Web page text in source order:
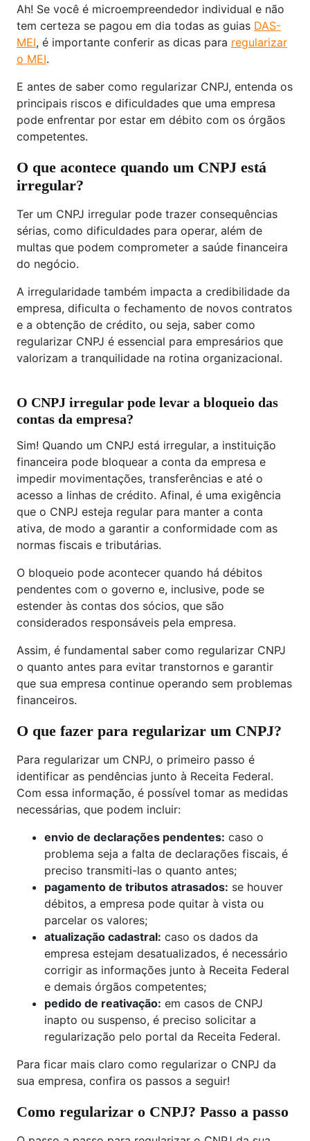
Ah! Se você é microempreendedor individual e não
tem certeza se pagou em dia todas as guias DAS-
MEI, é importante conferir as dicas para regularizar
o MEI.
E antes de saber como regularizar CNPJ, entenda os
principais riscos e dificuldades que uma empresa
pode enfrentar por estar em débito com os órgãos
competentes.
O que acontece quando um CNPJ está
irregular?
Ter um CNPJ irregular pode trazer consequências
sérias, como dificuldades para operar, além de
multas que podem comprometer a saúde financeira
do negócio.
A irregularidade também impacta a credibilidade da
empresa, dificulta o fechamento de novos contratos
e a obtenção de crédito, ou seja, saber como
regularizar CNPJ é essencial para empresários que
valorizam a tranquilidade na rotina organizacional.
O CNPJ irregular pode levar a bloqueio das
contas da empresa?
Sim! Quando um CNPJ está irregular, a instituição
financeira pode bloquear a conta da empresa e
impedir movimentações, transferências e até o
acesso a linhas de crédito. Afinal, é uma exigência
que o CNPJ esteja regular para manter a conta
ativa, de modo a garantir a conformidade com as
normas fiscais e tributárias.
O bloqueio pode acontecer quando há débitos
pendentes com o governo e, inclusive, pode se
estender às contas dos sócios, que são
considerados responsáveis pela empresa.
Assim, é fundamental saber como regularizar CNPJ
o quanto antes para evitar transtornos e garantir
que sua empresa continue operando sem problemas
financeiros.
O que fazer para regularizar um CNPJ?
Para regularizar um CNPJ, o primeiro passo é
identificar as pendências junto à Receita Federal.
Com essa informação, é possível tomar as medidas
necessárias, que podem incluir:
envio de declarações pendentes: caso o
problema seja a falta de declarações fiscais, é
preciso transmiti-las o quanto antes;
pagamento de tributos atrasados: se houver
débitos, a empresa pode quitar à vista ou
parcelar os valores;
atualização cadastral: caso os dados da
empresa estejam desatualizados, é necessário
corrigir as informações junto à Receita Federal
e demais órgãos competentes;
pedido de reativação: em casos de CNPJ
inapto ou suspenso, é preciso solicitar a
regularização pelo portal da Receita Federal.
Para ficar mais claro como regularizar o CNPJ da
sua empresa, confira os passos a seguir!
Como regularizar o CNPJ? Passo a passo